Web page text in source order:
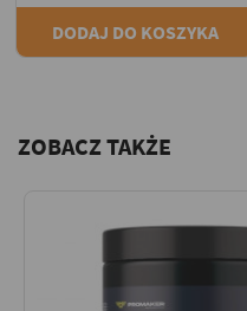
DODAJ DO KOSZYKA
ZOBACZ TAKŻE